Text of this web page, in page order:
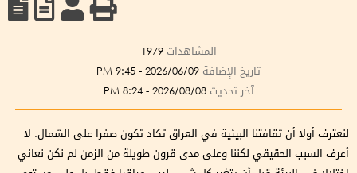
المشاهدات 1979
تاريخ الإضافة 2026/06/09 - 9:45 PM
آخر تحديث 2026/08/08 - 8:24 PM
لنعترف أولا أن ثقافتنا البيئية في العراق تكاد تكون صفرا على الشمال. لا
أعرف السبب الحقيقي لكننا وعلى مدى قرون طويلة من الزمن لم نكن نعاني